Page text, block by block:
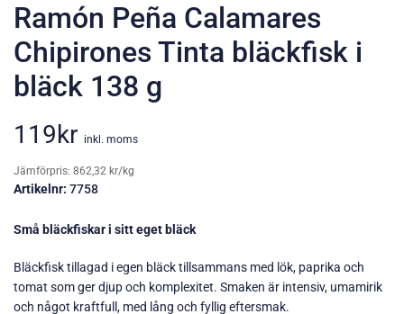
Ramón Peña Calamares
Chipirones Tinta bläckfisk i
bläck 138 g
119kr inkl. moms
Jämförpris: 862,32 kr/kg
Artikelnr: 7758
Små bläckfiskar i sitt eget bläck
Bläckfisk tillagad i egen bläck tillsammans med lök, paprika och
tomat som ger djup och komplexitet. Smaken är intensiv, umamirik
och något kraftfull, med lång och fyllig eftersmak.